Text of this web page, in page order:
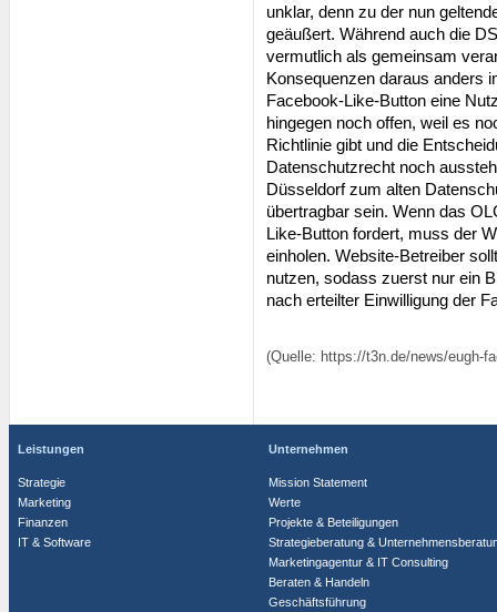
unklar, denn zu der nun
geäußert. Während auch die
vermutlich als gemeinsam
Konsequenzen daraus anders
Facebook-Like-Button eine
hingegen noch offen, weil es
Richtlinie gibt und die
Datenschutzrecht noch
Düsseldorf zum alten
übertragbar sein. Wenn das
Like-Button fordert, muss der
einholen. Website-Betreiber
nutzen, sodass zuerst nur ein
nach erteilter Einwilligung der
(Quelle: https://t3n.de/news/eugh-
Leistungen
Strategie
Marketing
Finanzen
IT & Software
Unternehmen
Mission Statement
Werte
Projekte & Beteiligungen
Strategieberatung &
Marketingagentur & IT Consulting
Beraten & Handeln
Geschäftsführung